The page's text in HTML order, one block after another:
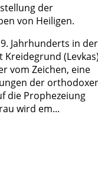
der
von Heiligen.
Jahrhunderts in der
Kreidegrund
vom Zeichen, eine
der
die Prophezeiung
wird em...